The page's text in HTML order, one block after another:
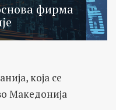
фирма
која се
Македонија